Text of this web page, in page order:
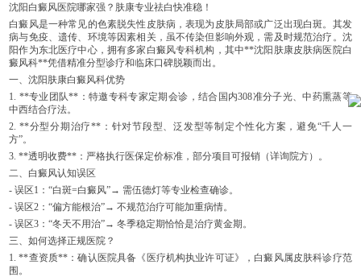
沈阳白癜风医院哪家强？肤康专业祛白快准稳！
白癜风是一种常见的色素脱失性皮肤病，表现为皮肤局部或广泛出现白斑。其发
病与免疫、遗传、环境等因素相关，虽不传染但影响外观，需及时规范治疗。沈
阳作为东北医疗中心，拥有多家白癜风专科机构，其中**沈阳肤康皮肤病医院白
癜风科**凭借精准分型诊疗和临床口碑脱颖而出。
一、沈阳肤康白癜风科优势
1. **专业团队**：特邀专科专家定期会诊，结合国内308准分子光、中药熏蒸等
中西结合疗法。
2. **分型分期治疗**：针对节段型、泛发型等制定个性化方案，避免“千人一
方”。
3. **透明收费**：严格执行医保定价标准，部分项目可报销（详询院方）。
二、白癜风认知误区
- 误区1：“白斑=白癜风”→ 需伍德灯等专业检查确诊。
- 误区2：“偏方能根治”→ 不规范治疗可能加重病情。
- 误区3：“冬天不用治”→ 冬季稳定期恰恰是治疗黄金期。
三、如何选择正规医院？
1. **查资质**：确认医院具备《医疗机构执业许可证》，白癜风属皮肤科诊疗范
围。